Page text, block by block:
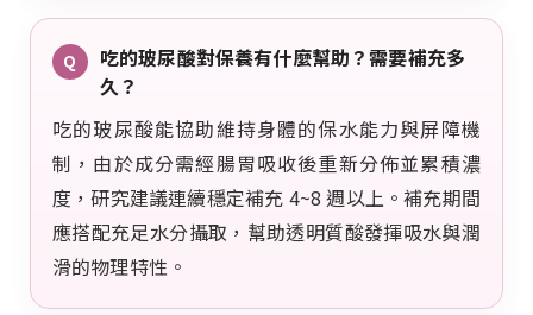
Q
吃的玻尿酸對保養有什麼幫助？需要補充多
久？
吃的玻尿酸能協助維持身體的保水能力與屏障機
制，由於成分需經腸胃吸收後重新分佈並累積濃
度，研究建議連續穩定補充 4~8 週以上。補充期間
應搭配充足水分攝取，幫助透明質酸發揮吸水與潤
滑的物理特性。